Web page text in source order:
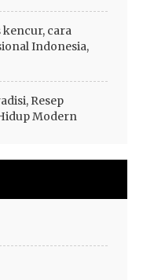
kencur, cara
Indonesia,
Resep
Modern